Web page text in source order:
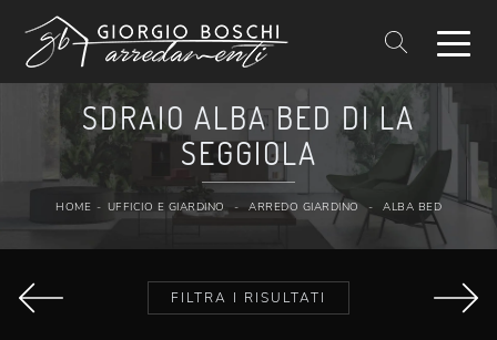
SDRAIO ALBA BED DI LA
SEGGIOLA
HOME - UFFICIO E GIARDINO - ARREDO GIARDINO - ALBA BED
FILTRA I RISULTATI